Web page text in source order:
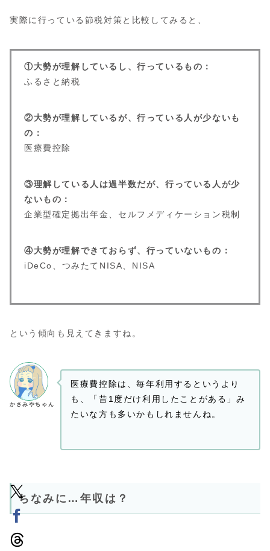
実際に行っている節税対策と比較してみると、
①大勢が理解しているし、行っているもの：
ふるさと納税
②大勢が理解しているが、行っている人が少ないも
の：
医療費控除
③理解している人は過半数だが、行っている人が少
ないもの：
企業型確定拠出年金、セルフメディケーション税制
④大勢が理解できておらず、行っていないもの：
iDeCo、つみたてNISA、NISA
という傾向も見えてきますね。
かさみやちゃん
医療費控除は、毎年利用するというより
も、「昔1度だけ利用したことがある」み
たいな方も多いかもしれませんね。
ちなみに…年収は？